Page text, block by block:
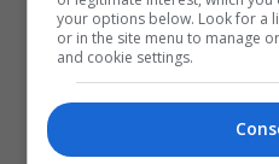
your options below. Look for a
or in the site menu to manage
and cookie settings.